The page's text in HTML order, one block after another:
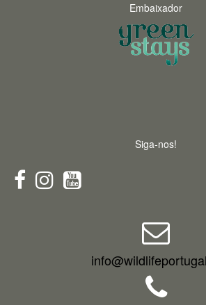
Embaixador
Siga-nos!